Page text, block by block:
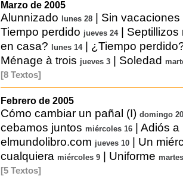
Marzo de 2005
Alunnizado lunes 28
Sin vacaciones
Tiempo perdido jueves 24| Septillizos
en casa? lunes 14| ¿Tiempo
Ménage à trois jueves 3 Soledad
[8 Textos]
Febrero de 2005
Cómo cambiar un pañal (I) domingo 20
cebamos juntos miércoles 16
Adiós a
elmundolibro.com jueves 10
Un
cualquiera miércoles 9 Uniforme
[5 Textos]